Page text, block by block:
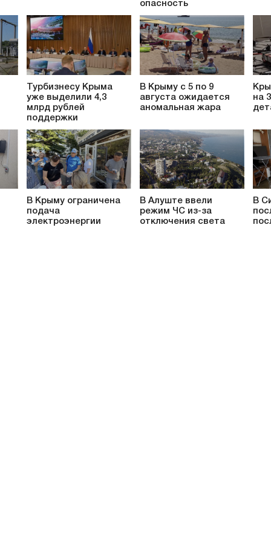
опасность
Турбизнесу Крыма
уже выделили 4,3
млрд рублей
поддержки
В Крыму с 5 по 9
августа ожидается
аномальная жара
на
В Крыму ограничена
подача
электроэнергии
В Алуште ввели
режим ЧС из-за
отключения света
В